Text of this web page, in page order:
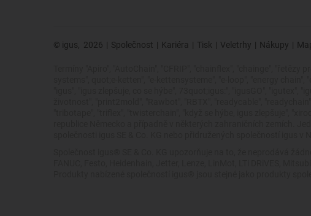
© igus, 2026 | Společnost | Kariéra | Tisk | Veletrhy | Nákupy |